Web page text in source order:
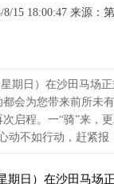
8/15 18:00:47 来源：
期日）在沙田马场
会为您带来前所未
启程。一“骑”来，
动不如行动，赶紧报
期日）在沙田马